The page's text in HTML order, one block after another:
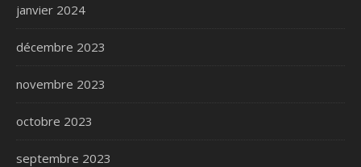
janvier 2024
décembre 2023
novembre 2023
octobre 2023
septembre 2023